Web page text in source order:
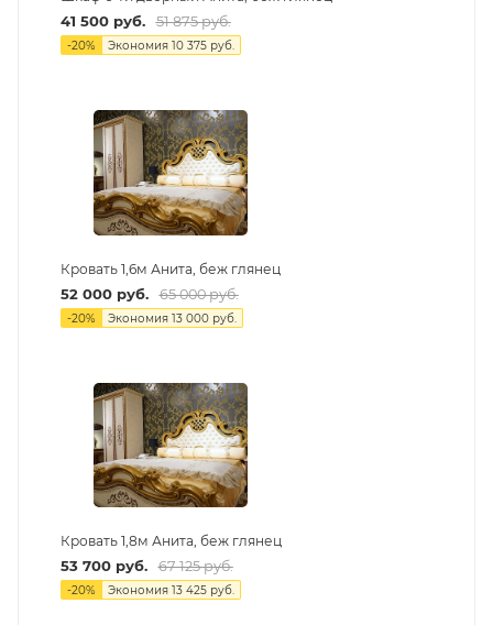
41 500руб. 51 875руб.
-20% Экономия 10 375руб.
Кровать 1,6м Анита, беж глянец
52 000руб. 65 000руб.
-20% Экономия 13 000руб.
Кровать 1,8м Анита, беж глянец
53 700руб. 67 125руб.
-20% Экономия 13 425руб.